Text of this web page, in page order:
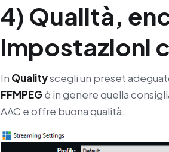
4) Qualità,
impostazioni
In Qualityscegli un preset
FFMPEGè in genere quella
AAC e offre buona qualità.